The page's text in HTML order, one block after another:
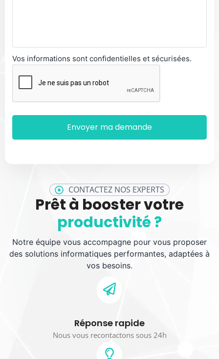
CONTACTEZ NOS EXPERTS
Prêt à booster votre
productivité ?
Notre équipe vous accompagne pour vous proposer
des solutions informatiques performantes, adaptées à
vos besoins.
Réponse rapide
Nous vous recontactons sous 24h
Vos informations sont confidentielles et sécurisées.